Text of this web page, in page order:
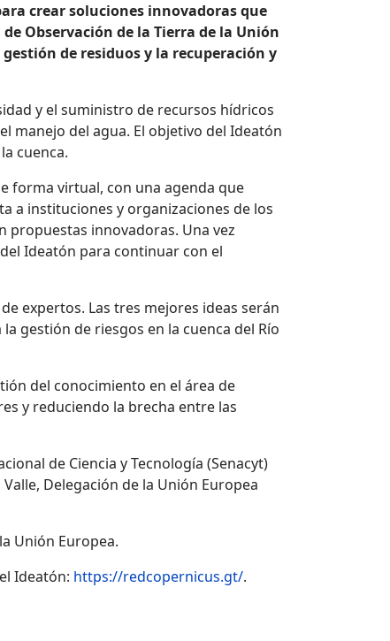
crear soluciones innovadoras que
Observación de la Tierra de la Unión
de residuos y la recuperación y
y el suministro de recursos hídricos
manejo del agua. El objetivo del Ideatón
cuenca.
forma virtual, con una agenda que
a instituciones y organizaciones de los
innovadoras. Una vez
Ideatón para continuar con el
expertos. Las tres mejores ideas serán
gestión de riesgos en la cuenca del Río
del conocimiento en el área de
y reduciendo la brecha entre las
de Ciencia y Tecnología (Senacyt)
Delegación de la Unión Europea
Unión Europea.
Ideatón: https://redcopernicus.gt/.